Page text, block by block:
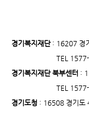
경기복지재단: 16207 경
TEL
경기복지재단 북부센터 :
TEL
경기도청: 16508 경기도